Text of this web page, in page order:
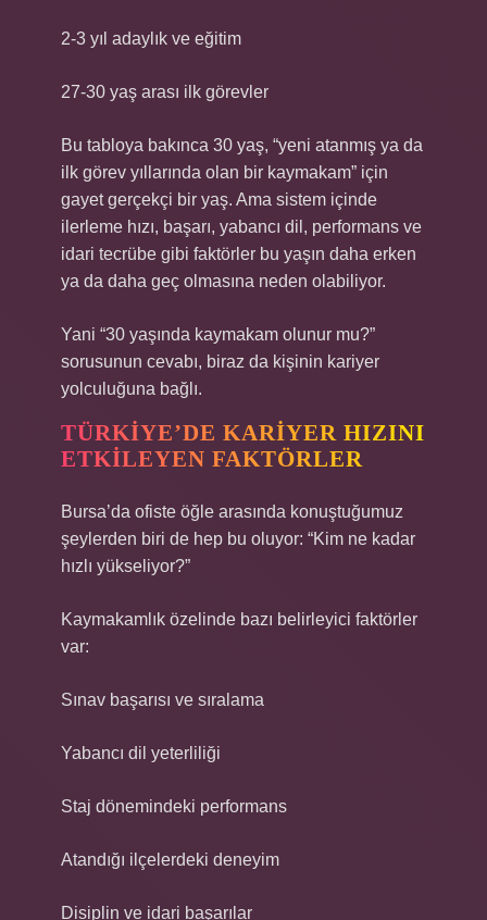
2-3 yıl adaylık ve eğitim
27-30 yaş arası ilk görevler
Bu tabloya bakınca 30 yaş, “yeni atanmış ya da
ilk görev yıllarında olan bir kaymakam” için
gayet gerçekçi bir yaş. Ama sistem içinde
ilerleme hızı, başarı, yabancı dil, performans ve
idari tecrübe gibi faktörler bu yaşın daha erken
ya da daha geç olmasına neden olabiliyor.
Yani “30 yaşında kaymakam olunur mu?”
sorusunun cevabı, biraz da kişinin kariyer
yolculuğuna bağlı.
TÜRKIYE’DE KARIYER HIZINI
ETKILEYEN FAKTÖRLER
Bursa’da ofiste öğle arasında konuştuğumuz
şeylerden biri de hep bu oluyor: “Kim ne kadar
hızlı yükseliyor?”
Kaymakamlık özelinde bazı belirleyici faktörler
var:
Sınav başarısı ve sıralama
Yabancı dil yeterliliği
Staj dönemindeki performans
Atandığı ilçelerdeki deneyim
Disiplin ve idari başarılar